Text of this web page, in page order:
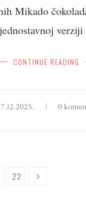
Mikado
CONTINUE READING
0
22